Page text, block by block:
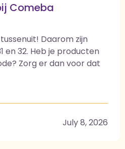
Comeba
Daarom zijn
en 32. Heb je producten
Zorg er dan voor dat
kunnen
ook gebruikmaken om al
July 8, 2026